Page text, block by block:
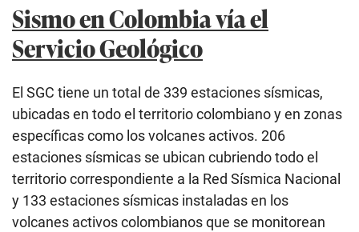
Sismo en Colombia vía el
Servicio Geológico
El SGC tiene un total de 339 estaciones sísmicas,
ubicadas en todo el territorio colombiano y en zonas
específicas como los volcanes activos. 206
estaciones sísmicas se ubican cubriendo todo el
territorio correspondiente a la Red Sísmica Nacional
y 133 estaciones sísmicas instaladas en los
volcanes activos colombianos que se monitorean